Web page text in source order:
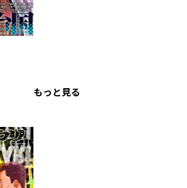
もっと見る